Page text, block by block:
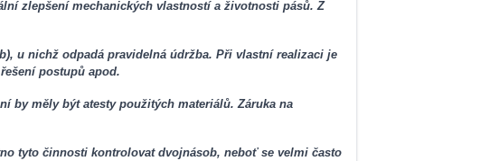
zlepšení mechanických vlastností a životnosti pásů. Z
u nichž odpadá pravidelná údržba. Při vlastní realizaci je
postupů apod.
by měly být atesty použitých materiálů. Záruka na
tyto činnosti kontrolovat dvojnásob, neboť se velmi často